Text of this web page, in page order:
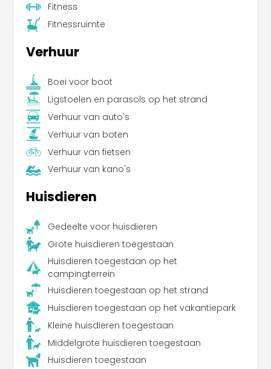
Fitness
Fitnessruimte
Verhuur
Boei voor boot
Ligstoelen en parasols op het strand
Verhuur van auto's
Verhuur van boten
Verhuur van fietsen
Verhuur van kano's
Huisdieren
Gedeelte voor huisdieren
Grote huisdieren toegestaan
Huisdieren toegestaan op het
campingterrein
Huisdieren toegestaan op het strand
Huisdieren toegestaan op het vakantiepark
Kleine huisdieren toegestaan
Middelgrote huisdieren toegestaan
Huisdieren toegestaan
Leaflet |©